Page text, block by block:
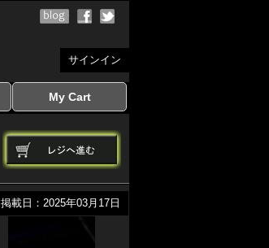
サインイン
My Cart
カートを見る
掲載日：2025年03月17日